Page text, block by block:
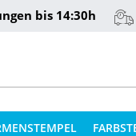
bis 14:30h